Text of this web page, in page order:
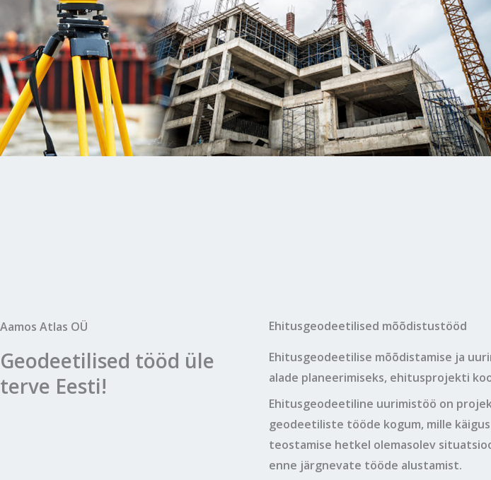
Aamos Atlas OÜ
Geodeetilised tööd üle
terve Eesti!
Ehitusgeodeetilised mõõdistustööd
Ehitusgeodeetilise mõõdistamise ja
alade planeerimiseks, ehitusprojekti
Ehitusgeodeetiline uurimistöö on
geodeetiliste tööde kogum, mille
teostamise hetkel olemasolev
enne järgnevate tööde alustamist.